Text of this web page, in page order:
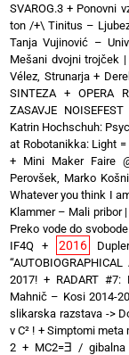
SVAROG.3 + Ponovni
ton /+\ Tinitus –
Tanja Vujinović –
Mešani dvojni trojček
Vélez, Strunarja+
SINTEZA + OPERA
ZASAVJE
Katrin Hochschuh:
at Robotanikka: Light
+ Mini Maker Faire
Perovšek, Marko
Whatever you think I
Klammer – Mali pribor
Preko vode do
IF4Q + 2016
“AUTOBIOGRAPHICAL
2017! + RADART #7:
Mahnič – Kosi 2014-
slikarska razstava ->
v C² ! + Simptomi meta
2 + MC2=Ǝ / gibalna